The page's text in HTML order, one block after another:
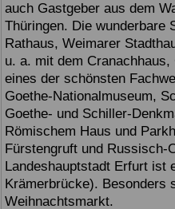
auch Gastgeber aus dem
Thüringen. Die wunderbare
Rathaus, Weimarer
u. a. mit dem
eines der schönsten
Goethe-Nationalmuseum,
Goethe- und Schiller-
Römischem Haus und
Fürstengruft und Russisch-
Landeshauptstadt Erfurt ist
Krämerbrücke). Besonders
Weihnachtsmarkt.